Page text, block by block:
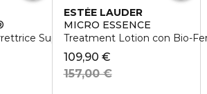
Suprema
ESTÉE LAUDER
MICRO ESSENCE
Treatment Lotion con Bio-
109,90 €
157,00 €